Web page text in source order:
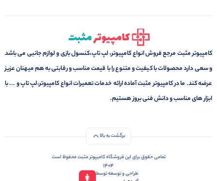
کامپیوتر مثبت مرجع فروش انواع کامپیوتر، لپ تاپ،کنسول بازی و لوازم جانبی می باشد
و سعی دارد محصولات با کیفیت و متنوع را با قیمت مناسب و رقابتی به هم میهنان عزیز
عرضه کند. ما در کامپیوتر مثبت آماده ارائه خدمات تعمیرات انواع کامپیوتر،لپ تاپ و ... با
ابزار های مناسب و دانش فنی بروز هستیم.
برگشت به بالا
تمامی حقوق برای این فروشگاه کامیپوتر مثبت محفوظ است
1404
طراحی و توسعه توسط